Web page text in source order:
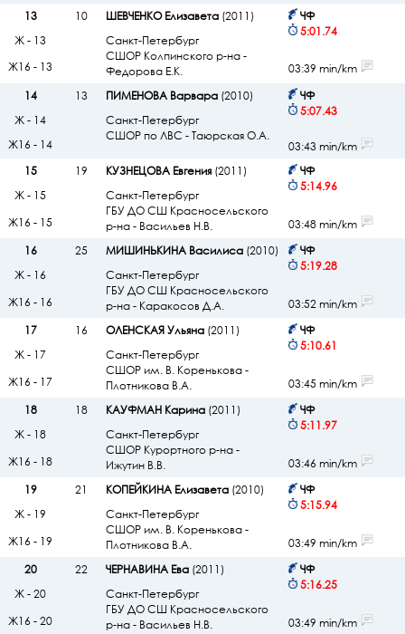
13
10 ШЕВЧЕНКО Елизавета(2011)
Санкт-Петербург
СШОР Колпинского р-на -
Федорова Е.К.
ЧФ
5:01.74
Ж - 13
Ж16 - 13
03:39 min/km
14
13 ПИМЕНОВА Варвара(2010)
Санкт-Петербург
СШОР по ЛВС - Таюрская О.А.
ЧФ
5:07.43
Ж - 14
Ж16 - 14
03:43 min/km
15
19 КУЗНЕЦОВА Евгения(2011)
Санкт-Петербург
ГБУ ДО СШ Красносельского
р-на - Васильев Н.В.
ЧФ
5:14.96
Ж - 15
Ж16 - 15
03:48 min/km
16
25 МИШИНЬКИНА Василиса(2010)
Санкт-Петербург
ГБУ ДО СШ Красносельского
р-на - Каракосов Д.А.
ЧФ
5:19.28
Ж - 16
Ж16 - 16
03:52 min/km
17
16 ОЛЕНСКАЯ Ульяна(2011)
Санкт-Петербург
СШОР им. В. Коренькова -
Плотникова В.А.
ЧФ
5:10.61
Ж - 17
Ж16 - 17
03:45 min/km
18
18 КАУФМАН Карина(2011)
Санкт-Петербург
СШОР Курортного р-на -
Ижутин В.В.
ЧФ
5:11.97
Ж - 18
Ж16 - 18
03:46 min/km
19
21 КОПЕЙКИНА Елизавета(2010)
Санкт-Петербург
СШОР им. В. Коренькова -
Плотникова В.А.
ЧФ
5:15.94
Ж - 19
Ж16 - 19
03:49 min/km
20
22 ЧЕРНАВИНА Ева(2011)
Санкт-Петербург
ГБУ ДО СШ Красносельского
р-на - Васильев Н.В.
ЧФ
5:16.25
Ж - 20
Ж16 - 20
03:49 min/km